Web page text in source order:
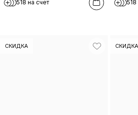
КОЖИ518 на счет 518
СКИДКА СКИДКА